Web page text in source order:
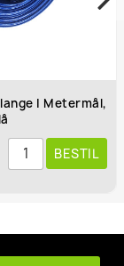
Spændbånd
29,95 kr.